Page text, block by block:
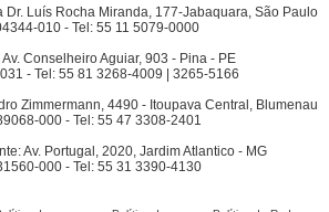
Dr. Luís Rocha Miranda, 177-Jabaquara, São Paulo
010 - Tel: 55 11 5079-0000
Conselheiro Aguiar, 903 - Pina - PE
- Tel: 55 81 3268-4009 | 3265-5166
Zimmermann, 4490 - Itoupava Central, Blumenau
000 - Tel: 55 47 3308-2401
Av. Portugal, 2020, Jardim Atlantico - MG
000 - Tel: 55 31 3390-4130